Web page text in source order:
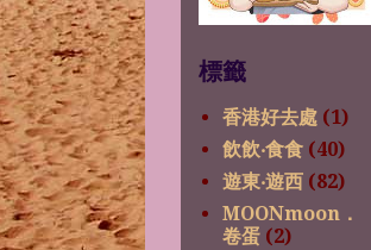
標籤
香港好去處 (1)
飲飲‧食食 (40)
遊東‧遊西 (82)
MOONmoon．
卷蛋 (2)